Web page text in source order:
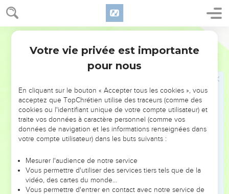
1 Samuel 13
Philistins campaient à Mikmas.
Il sortit du camp des Philistins trois troupes pour ravager :
une troupe se dirigea vers le chemin d’Ophra vers le pays de
Choual ;
l’autre troupe se dirigea par le chemin de Beth-Horôn ; et
qui descend vers la vallée de Tseboïm, du côté du désert.
On ne trouvait pas de forgeron dans tout le pays d’Israël ;
car les Philistins avaient dit : Que les Hébreux ne fabriquent
ni épée ni lance.
Et chaque homme en Israël descendait chez les Philistins
pour aiguiser son soc, sa pioche, sa hache et sa bêche,
quand le tranchant des bêches, des pioches, des tridents
et des haches était émoussé, et pour redresser les aiguillons.
Votre vie privée est importante
pour nous
En cliquant sur le bouton « Accepter tous les cookies », vous
acceptez que TopChrétien utilise des traceurs (comme des
cookies ou l'identifiant unique de votre compte utilisateur) et
traite vos données à caractère personnel (comme vos
données de navigation et les informations renseignées dans
votre compte utilisateur) dans les buts suivants :
Mesurer l'audience de notre service
Vous permettre d'utiliser des services tiers tels que de la
vidéo, des cartes du monde…
Vous permettre d'entrer en contact avec notre service de